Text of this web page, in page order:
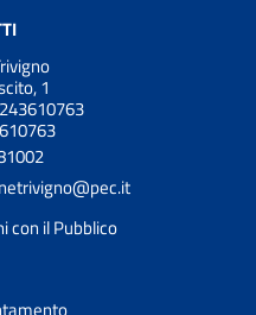
1
con il Pubblico